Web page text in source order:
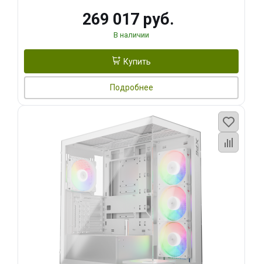
269 017 руб.
В наличии
Купить
Подробнее